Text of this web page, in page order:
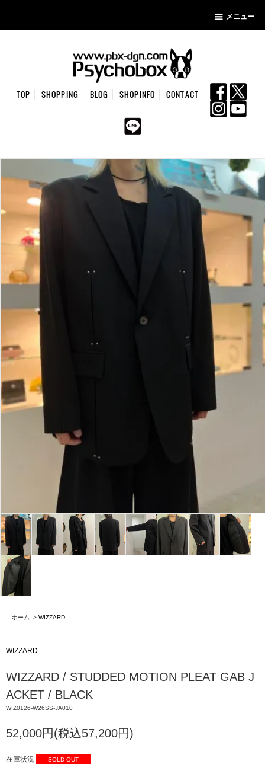
メニュー
TOP SHOPPING BLOG SHOPINFO CONTACT
ホーム > WIZZARD
WIZZARD
WIZZARD / STUDDED MOTION PLEAT GAB J
ACKET / BLACK
WIZ0126-W26SS-JA010
52,000円(税込57,200円)
在庫状況 SOLD OUT